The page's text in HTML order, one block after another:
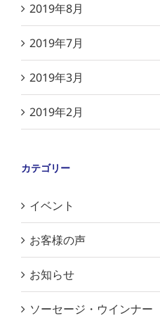
2019年8月
2019年7月
2019年3月
2019年2月
カテゴリー
イベント
お客様の声
お知らせ
ソーセージ・ウインナー